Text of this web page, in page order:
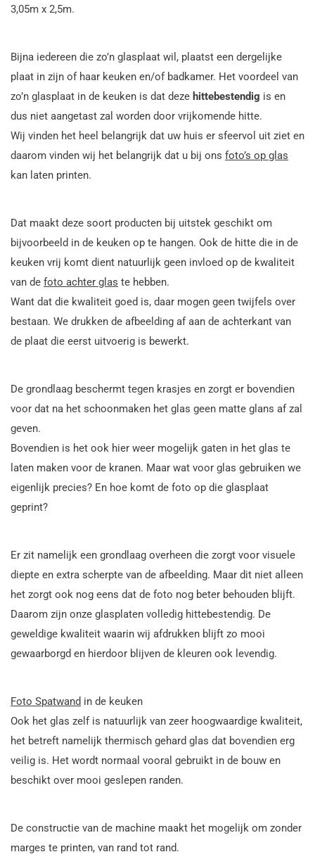
3,05m x 2,5m.
Bijna iedereen die zo’n glasplaat wil, plaatst een dergelijke
plaat in zijn of haar keuken en/of badkamer. Het voordeel van
zo’n glasplaat in de keuken is dat deze hittebestendig is en
dus niet aangetast zal worden door vrijkomende hitte.
Wij vinden het heel belangrijk dat uw huis er sfeervol uit ziet en
daarom vinden wij het belangrijk dat u bij ons foto’s op glas
kan laten printen.
Dat maakt deze soort producten bij uitstek geschikt om
bijvoorbeeld in de keuken op te hangen. Ook de hitte die in de
keuken vrij komt dient natuurlijk geen invloed op de kwaliteit
van de foto achter glas te hebben.
Want dat die kwaliteit goed is, daar mogen geen twijfels over
bestaan. We drukken de afbeelding af aan de achterkant van
de plaat die eerst uitvoerig is bewerkt.
De grondlaag beschermt tegen krasjes en zorgt er bovendien
voor dat na het schoonmaken het glas geen matte glans af zal
geven.
Bovendien is het ook hier weer mogelijk gaten in het glas te
laten maken voor de kranen. Maar wat voor glas gebruiken we
eigenlijk precies? En hoe komt de foto op die glasplaat
geprint?
Er zit namelijk een grondlaag overheen die zorgt voor visuele
diepte en extra scherpte van de afbeelding. Maar dit niet alleen
het zorgt ook nog eens dat de foto nog beter behouden blijft.
Daarom zijn onze glasplaten volledig hittebestendig. De
geweldige kwaliteit waarin wij afdrukken blijft zo mooi
gewaarborgd en hierdoor blijven de kleuren ook levendig.
Foto Spatwand in de keuken
Ook het glas zelf is natuurlijk van zeer hoogwaardige kwaliteit,
het betreft namelijk thermisch gehard glas dat bovendien erg
veilig is. Het wordt normaal vooral gebruikt in de bouw en
beschikt over mooi geslepen randen.
De constructie van de machine maakt het mogelijk om zonder
marges te printen, van rand tot rand.